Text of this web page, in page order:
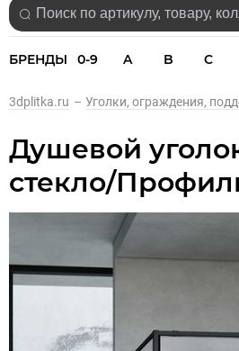
БРЕНДЫ 0-9 A B C
3dplitka.ru – Уголки, ограждения,
Душевой
стекло/